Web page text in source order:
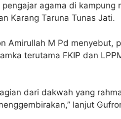
agama di kampung
Karang Taruna Tunas Jati.
Amirullah M Pd menyebut,
terutama FKIP dan
dari dakwah yang
lanjut